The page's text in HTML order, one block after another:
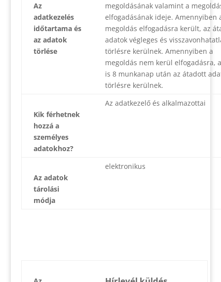
Az
adatkezelés
időtartama és
az adatok
törlése
megoldásának valamint a
elfogadásának ideje. Amennyiben
megoldás elfogadásra került, az
adatok végleges és
törlésre kerülnek. Amennyiben a
megoldás nem kerül elfogadásra,
is 8 munkanap után az átadott
törlésre kerülnek.
Kik férhetnek
hozzá a
személyes
adatokhoz?
Az adatkezelő és alkalmazottai
Az adatok
tárolási
módja
elektronikus